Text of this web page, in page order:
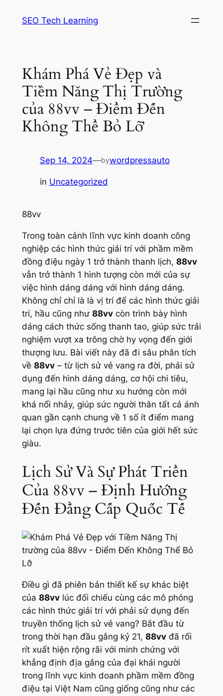
SEO Tech Learning
Khám Phá Vẻ Đẹp và
Tiềm Năng Thị Trường
của 88vv – Điểm Đến
Không Thể Bỏ Lỡ
Sep 14, 2024—bywordpressauto
in Uncategorized
88vv
Trong toàn cảnh lĩnh vực kinh doanh công
nghiệp các hình thức giải trí với phầm mềm
đồng điệu ngày 1 trở thành thanh lịch, 88vv
vẫn trở thành 1 hình tượng còn mới của sự
việc hình dáng dáng với hình dáng dáng.
Không chỉ chỉ là là vị trí để các hình thức giải
trí, hầu cũng như 88vvcòn trình bày hình
dáng cách thức sống thanh tao, giúp sức trải
nghiệm vượt xa trông chờ hy vọng đến giới
thượng lưu. Bài viết này đã đi sâu phân tích
về 88vv– từ lịch sử vẻ vang ra đời, phải sử
dụng đến hình dáng dáng, cơ hội chi tiêu,
mang lại hầu cũng như xu hướng còn mới
khá nổi nhảy, giúp sức người thân tất cả ánh
quan gần cạnh chung về 1 số ít điểm mang
lại chọn lựa đứng trước tiên của giới hết sức
giàu.
Lịch Sử Và Sự Phát Triển
Của 88vv – Định Hướng
Đến Đẳng Cấp Quốc Tế
Điều gì đã phiên bản thiết kế sự khác biệt
của 88vvlúc đối chiếu cùng các mô phỏng
các hình thức giải trí với phải sử dụng đến
truyền thống lịch sử vẻ vang? Bắt đầu từ
trong thời hạn đầu gắng kỷ 21, 88vvđã rối
rít xuất hiện rộng rãi với minh chứng với
khẳng định địa gắng của đại khái người
trong lĩnh vực kinh doanh phầm mềm đồng
điệu tại Việt Nam cũng giống cũng như các